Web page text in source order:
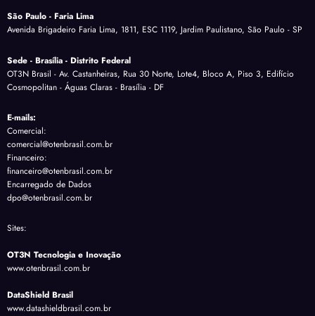
São Paulo - Faria Lima
Avenida Brigadeiro Faria Lima, 1811, ESC 1119, Jardim Paulistano, São Paulo - SP
Sede - Brasília - Distrito Federal
OT3N Brasil - Av. Castanheiras, Rua 30 Norte, Lote4, Bloco A, Piso 3, Edifício
Cosmopolitan - Águas Claras - Brasília - DF
E-mails:
Comercial:
comercial@otenbrasil.com.br
Financeiro:
financeiro@otenbrasil.com.br
Encarregado de Dados
dpo@otenbrasil.com.br
Sites:
OT3N Tecnologia e Inovação
www.otenbrasil.com.br
DataShield Brasil
www.datashieldbrasil.com.br